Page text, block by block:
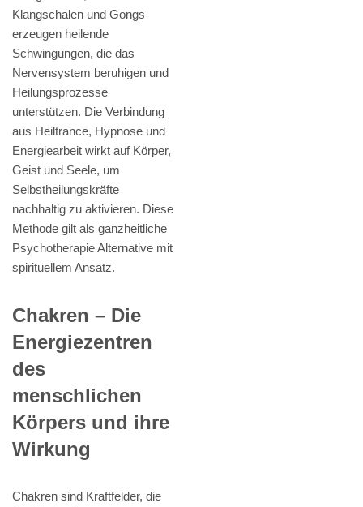
Klangschalen und Gongs
erzeugen heilende
Schwingungen, die das
Nervensystem beruhigen und
Heilungsprozesse
unterstützen. Die Verbindung
aus Heiltrance, Hypnose und
Energiearbeit wirkt auf Körper,
Geist und Seele, um
Selbstheilungskräfte
nachhaltig zu aktivieren. Diese
Methode gilt als ganzheitliche
Psychotherapie Alternative mit
spirituellem Ansatz.
Chakren – Die
Energiezentren
des
menschlichen
Körpers und ihre
Wirkung
Chakren sind Kraftfelder, die